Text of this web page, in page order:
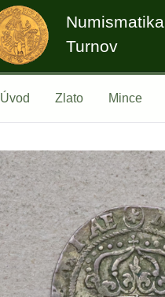
Numismatika
Turnov
Úvod Zlato Mince